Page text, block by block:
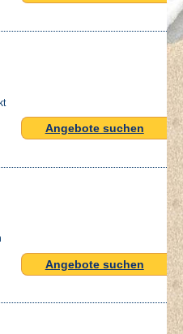
Angebote suchen
Angebote suchen